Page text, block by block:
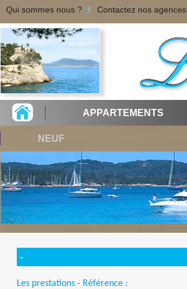
Qui sommes nous ? Contactez nos agences
APPARTEMENTS
NEUF
-
Les prestations - Référence :